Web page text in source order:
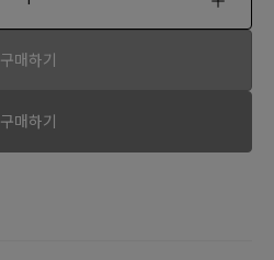
구매하기
구매하기